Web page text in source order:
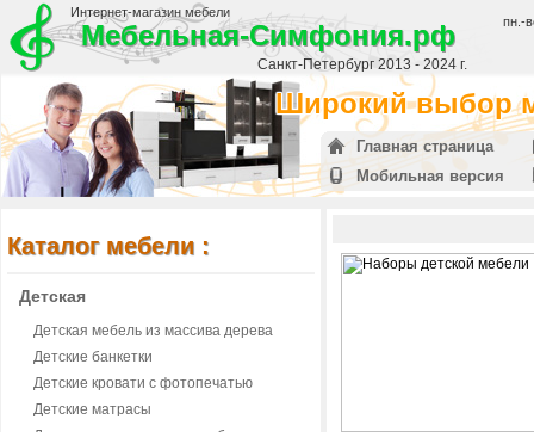
Интернет-магазин мебели
Мебельная-Симфония.рф
Санкт-Петербург 2013 - 2024 г.
пн.-
Широкий выбор
Главная страница
Мобильная версия
Каталог мебели :
Детская
Детская мебель из массива дерева
Детские банкетки
Детские кровати с фотопечатью
Детские матрасы